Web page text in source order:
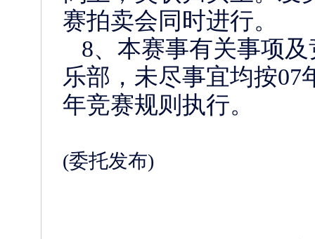
赛拍卖会同时进行。
8、本赛事有关事项
乐部，未尽事宜均按07
年竞赛规则执行。
(委托发布)